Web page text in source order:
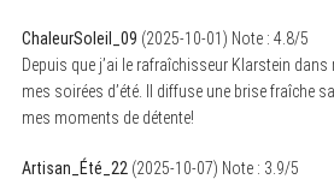
ChaleurSoleil_09 (2025-10-01) Note : 4.8/5
Depuis que j’ai le rafraîchisseur Klarstein
mes soirées d’été. Il diffuse une brise fraîche
mes moments de détente!
Artisan_Été_22 (2025-10-07) Note : 3.9/5